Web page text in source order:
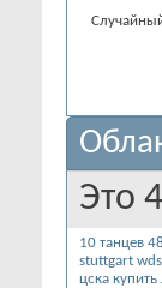
Это
10 танцев
stuttgart
цска купить